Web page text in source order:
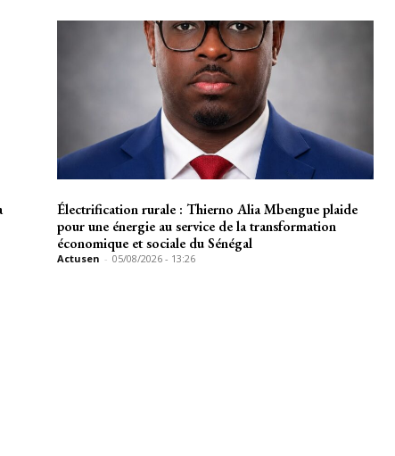
Électrification rurale : Thierno Alia Mbengue plaide
pour une énergie au service de la transformation
économique et sociale du Sénégal
Actusen - 05/08/2026 - 13:26